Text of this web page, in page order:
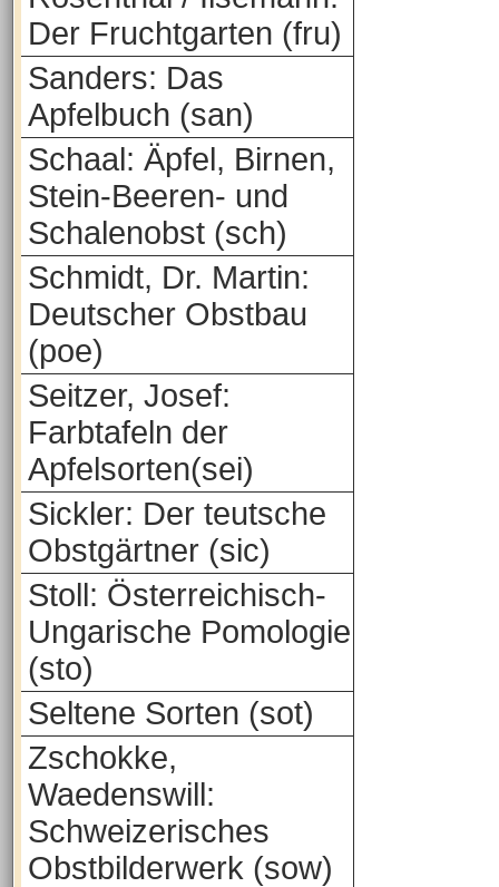
Der Fruchtgarten (fru)
Sanders: Das
Apfelbuch (san)
Schaal: Äpfel, Birnen,
Stein-Beeren- und
Schalenobst (sch)
Schmidt, Dr. Martin:
Deutscher Obstbau
(poe)
Seitzer, Josef:
Farbtafeln der
Apfelsorten(sei)
Sickler: Der teutsche
Obstgärtner (sic)
Stoll: Österreichisch-
Ungarische Pomologie
(sto)
Seltene Sorten (sot)
Zschokke,
Waedenswill:
Schweizerisches
Obstbilderwerk (sow)